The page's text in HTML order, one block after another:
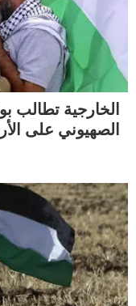
الخارجية تطالب
الصهيوني على